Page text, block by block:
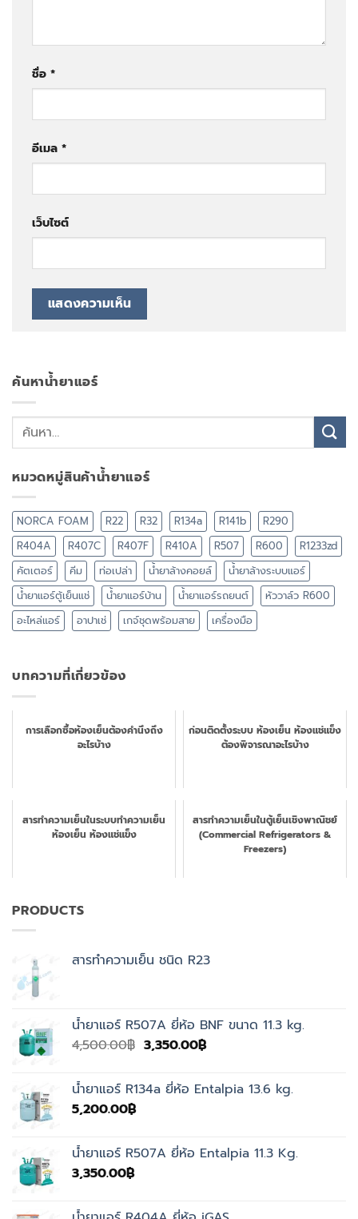
ชื่อ *
อีเมล *
เว็บไซต์
ค้นหาน้ำยาแอร์
หมวดหมู่สินค้าน้ำยาแอร์
NORCA FOAM R22 R32 R134a R141b
R290
R404A
R407C R407F R410A R507 R600
R1233zd
คัตเตอร์
คีม ท่อเปล่า น้ำยาล้างคอยล์
น้ำยาล้างระบบแอร์
น้ำยาแอร์ตู้เย็นแช่
น้ำยาแอร์บ้าน น้ำยาแอร์รถยนต์
หัววาล์ว R600
อะไหล่แอร์
อาปาเช่ เกจ์ชุดพร้อมสาย เครื่องมือ
บทความที่เกี่ยวข้อง
การเลือกซื้อห้องเย็นต้องคำนึงถึง
อะไรบ้าง
ก่อนติดตั้งระบบ ห้องเย็น ห้องแช่แข็ง
ต้องพิจารณาอะไรบ้าง
สารทำความเย็นในระบบทำความเย็น
ห้องเย็น ห้องแช่แข็ง
สารทำความเย็นในตู้เย็นเชิงพาณิชย์
(Commercial Refrigerators &
Freezers)
PRODUCTS
สารทำความเย็น ชนิด R23
น้ำยาแอร์ R507A ยี่ห้อ BNF ขนาด 11.3 kg.
4,500.00฿ Original
4,500.00฿.
3,350.00฿Current
3,350.00฿.
น้ำยาแอร์ R134a ยี่ห้อ Entalpia 13.6 kg.
5,200.00฿
น้ำยาแอร์ R507A ยี่ห้อ Entalpia 11.3 Kg.
3,350.00฿